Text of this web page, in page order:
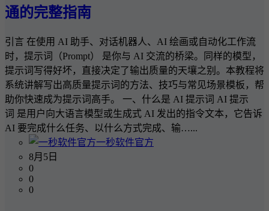
通的完整指南
引言 在使用 AI 助手、对话机器人、AI 绘画或自动化工作流
时，提示词（Prompt） 是你与 AI 交流的桥梁。同样的模型，
提示词写得好坏，直接决定了输出质量的天壤之别。本教程将
系统讲解写出高质量提示词的方法、技巧与常见场景模板，帮
助你快速成为提示词高手。 一、什么是 AI 提示词 AI 提示
词 是用户向大语言模型或生成式 AI 发出的指令文本，它告诉
AI 要完成什么任务、以什么方式完成、输…...
一秒软件官方
8月5日
0
0
0